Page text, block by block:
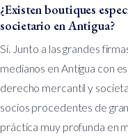
¿Existen boutiques
societario en Antigua?
Sí. Junto a las grandes
medianos en Antigua con
derecho mercantil y
socios procedentes de
práctica muy profunda en